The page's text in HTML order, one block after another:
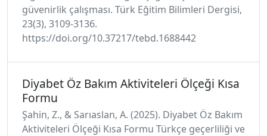
güvenirlik çalışması. Türk Eğitim Bilimleri Dergisi,
23(3), 3109-3136.
https://doi.org/10.37217/tebd.1688442
Diyabet Öz Bakım Aktiviteleri Ölçeği Kısa
Formu
Şahin, Z., & Sarıaslan, A. (2025). Diyabet Öz Bakım
Aktiviteleri Ölçeği Kısa Formu Türkçe geçerliliği ve